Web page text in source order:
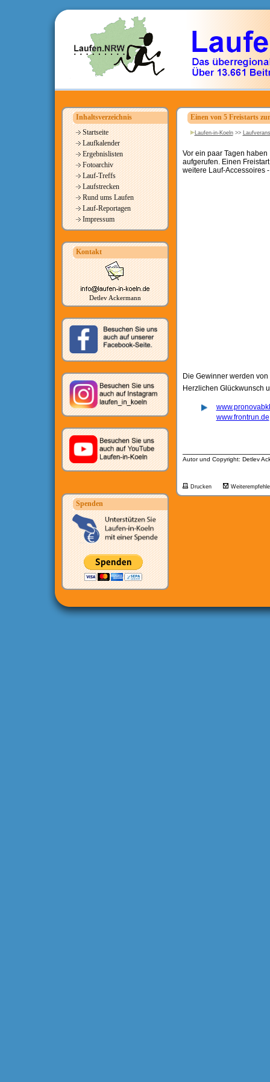
Inhaltsverzeichnis
Startseite
Laufkalender
Ergebnislisten
Fotoarchiv
Lauf-Treffs
Laufstrecken
Rund ums Laufen
Lauf-Reportagen
Impressum
Kontakt
Detlev Ackermann
Spenden
Einen von 5 Freistarts
Laufen-in-Koeln>>
Vor ein paar Tagen
aufgerufen. Einen
weitere Lauf-Accessoires
Die Gewinner werden
Herzlichen Glückwunsch
www.frontrun.de
Autor und Copyright: Detlev
Drucken